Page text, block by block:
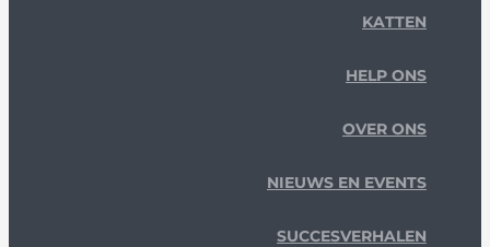
KATTEN
HELP ONS
OVER ONS
NIEUWS EN EVENTS
SUCCESVERHALEN